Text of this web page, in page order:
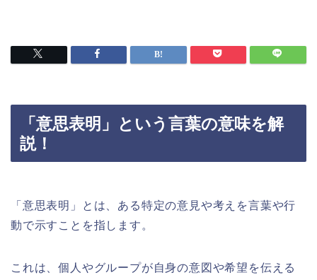
「意思表明」という言葉の意味を解
説！
「意思表明」とは、ある特定の意見や考えを言葉や行
動で示すことを指します。
これは、個人やグループが自身の意図や希望を伝える